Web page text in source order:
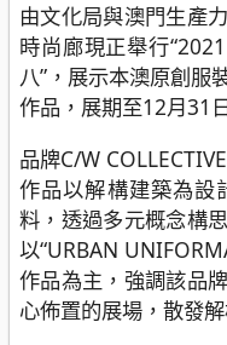
由文化局與澳門生產
時尚廊現正舉行
八”，展示本澳原創服
作品，展期至12月31
品牌C/W
作品以解構建築為設
料，透過多元概念構
以“URBAN
作品為主，強調該品
心佈置的展場，散發